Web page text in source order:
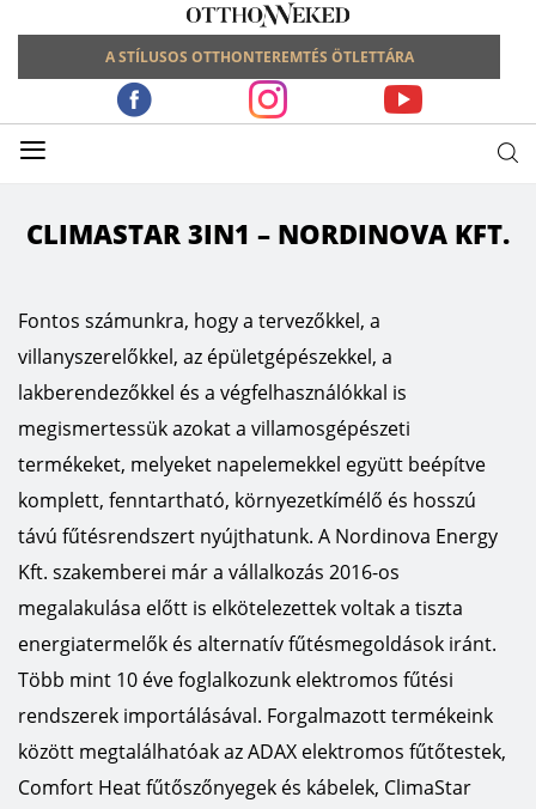
A STÍLUSOS OTTHONTEREMTÉS ÖTLETTÁRA
≡
CLIMASTAR 3IN1 – NORDINOVA KFT.
Fontos számunkra, hogy a tervezőkkel, a
villanyszerelőkkel, az épületgépészekkel, a
lakberendezőkkel és a végfelhasználókkal is
megismertessük azokat a villamosgépészeti
termékeket, melyeket napelemekkel együtt beépítve
komplett, fenntartható, környezetkímélő és hosszú
távú fűtésrendszert nyújthatunk. A Nordinova Energy
Kft. szakemberei már a vállalkozás 2016-os
megalakulása előtt is elkötelezettek voltak a tiszta
energiatermelők és alternatív fűtésmegoldások iránt.
Több mint 10 éve foglalkozunk elektromos fűtési
rendszerek importálásával. Forgalmazott termékeink
között megtalálhatóak az ADAX elektromos fűtőtestek,
Comfort Heat fűtőszőnyegek és kábelek, ClimaStar